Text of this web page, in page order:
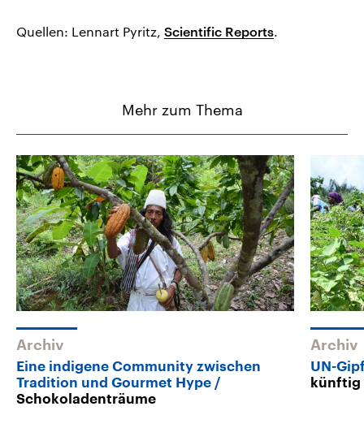
Quellen: Lennart Pyritz, Scientific Reports.
Mehr zum Thema
Archiv
Eine indigene Community zwischen
Tradition und Gourmet Hype
Schokoladenträume
Archiv
UN-
künftig